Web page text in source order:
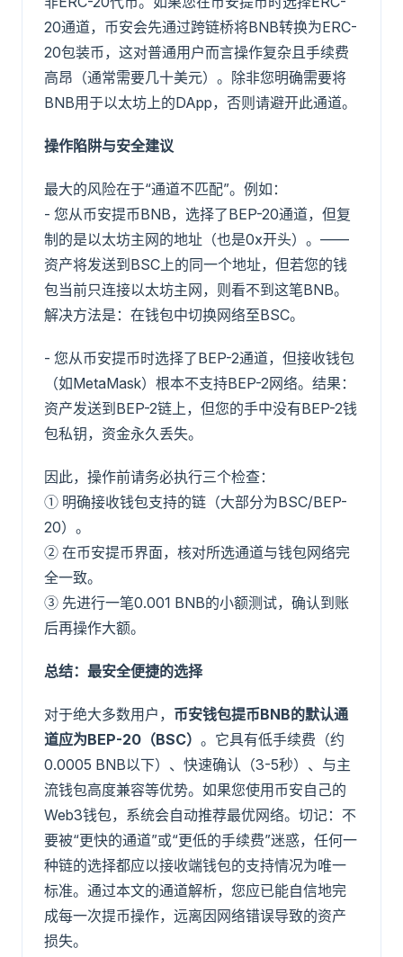
20通道，币安会先通过跨链桥将BNB转换为ERC-
20包装币，这对普通用户而言操作复杂且手续费
高昂（通常需要几十美元）。除非您明确需要将
BNB用于以太坊上的DApp，否则请避开此通道。
操作陷阱与安全建议
最大的风险在于“通道不匹配”。例如：
- 您从币安提币BNB，选择了BEP-20通道，但复
制的是以太坊主网的地址（也是0x开头）。——
资产将发送到BSC上的同一个地址，但若您的钱
包当前只连接以太坊主网，则看不到这笔BNB。
解决方法是：在钱包中切换网络至BSC。
- 您从币安提币时选择了BEP-2通道，但接收钱包
（如MetaMask）根本不支持BEP-2网络。结果：
资产发送到BEP-2链上，但您的手中没有BEP-2钱
包私钥，资金永久丢失。
因此，操作前请务必执行三个检查：
① 明确接收钱包支持的链（大部分为BSC/BEP-
20）。
② 在币安提币界面，核对所选通道与钱包网络完
全一致。
③ 先进行一笔0.001 BNB的小额测试，确认到账
后再操作大额。
总结：最安全便捷的选择
对于绝大多数用户， 币安钱包提币BNB的默认通
道应为BEP-20（BSC） 。它具有低手续费（约
0.0005 BNB以下）、快速确认（3-5秒）、与主
流钱包高度兼容等优势。如果您使用币安自己的
Web3钱包，系统会自动推荐最优网络。切记：不
要被“更快的通道”或“更低的手续费”迷惑，任何一
种链的选择都应以接收端钱包的支持情况为唯一
标准。通过本文的通道解析，您应已能自信地完
成每一次提币操作，远离因网络错误导致的资产
损失。